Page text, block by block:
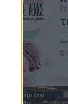
Τοπικές Ειδήσεις
15 Αυγούστου
πληρωθούν όσοι
Τι ισχύει για